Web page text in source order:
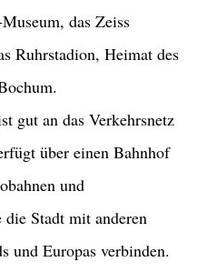
das Zeiss
Ruhrstadion, Heimat des
gut an das Verkehrsnetz
über einen Bahnhof
und
Stadt mit anderen
und Europas verbinden.